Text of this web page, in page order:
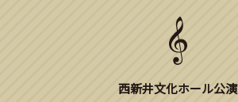
西新井文化ホール公演